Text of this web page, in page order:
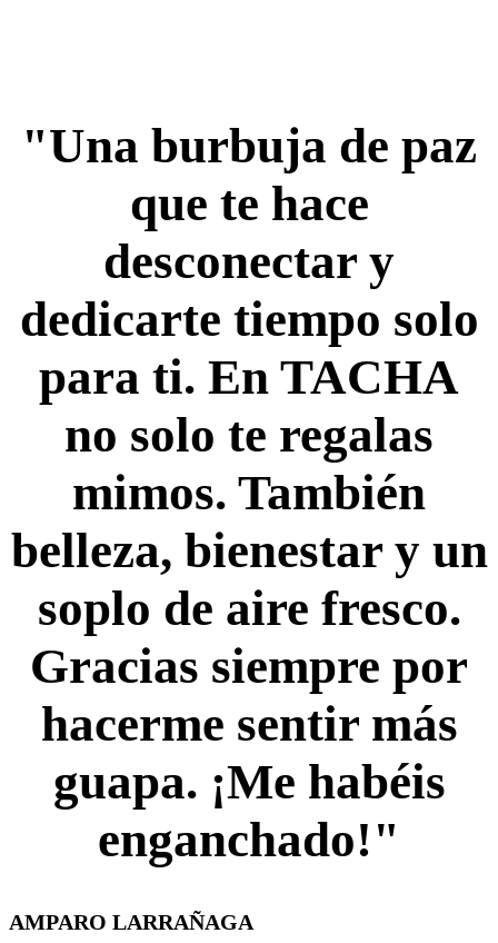
"Una burbuja de paz
que te hace
desconectar y
dedicarte tiempo solo
para ti. En TACHA
no solo te regalas
mimos. También
belleza, bienestar y un
soplo de aire fresco.
Gracias siempre por
hacerme sentir más
guapa. ¡Me habéis
enganchado!"
AMPARO LARRAÑAGA